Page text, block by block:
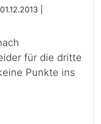
01.12.2013
für die dritte
Punkte ins